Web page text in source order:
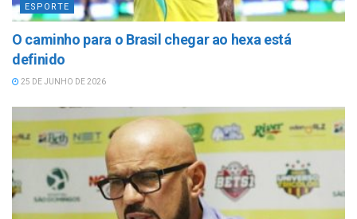
ESPORTE
O caminho para o Brasil chegar ao hexa está
definido
25 DE JUNHO DE 2026